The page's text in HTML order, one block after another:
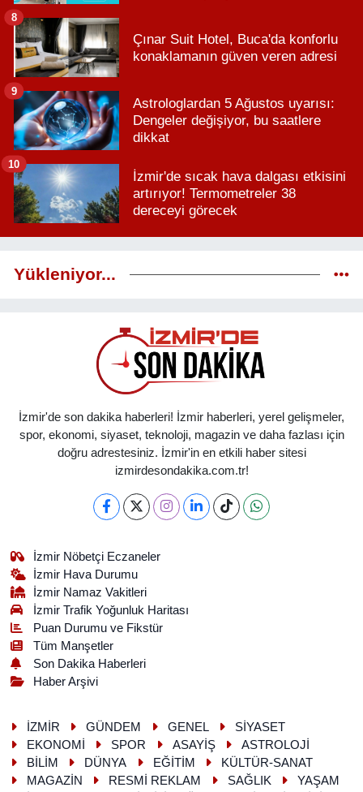
Çınar Suit Hotel, Buca'da konforlu
konaklamanın güven veren adresi
8
Astrologlardan 5 Ağustos uyarısı:
Dengeler değişiyor, bu saatlere
dikkat
9
İzmir'de sıcak hava dalgası etkisini
artırıyor! Termometreler 38
dereceyi görecek
10
Yükleniyor...
İzmir'de son dakika haberleri! İzmir haberleri, yerel gelişmeler,
spor, ekonomi, siyaset, teknoloji, magazin ve daha fazlası için
doğru adrestesiniz. İzmir'in en etkili haber sitesi
izmirdesondakika.com.tr!
İzmir Nöbetçi Eczaneler
İzmir Hava Durumu
İzmir Namaz Vakitleri
İzmir Trafik Yoğunluk Haritası
Puan Durumu ve Fikstür
Tüm Manşetler
Son Dakika Haberleri
Haber Arşivi
İZMİR GÜNDEM GENEL
SİYASET
EKONOMİ
SPOR ASAYİŞ
ASTROLOJİ
BİLİM
DÜNYA EĞİTİM
KÜLTÜR-SANAT
MAGAZİN
RESMİ REKLAM SAĞLIK YAŞAM